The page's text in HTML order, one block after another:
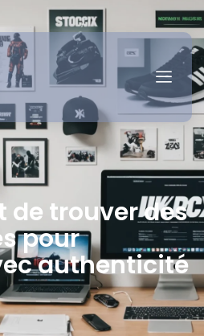
de trouver des
pour
authenticité